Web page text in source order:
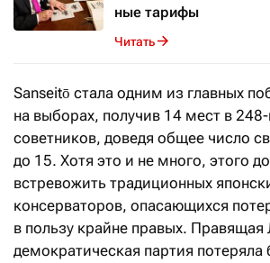
ные тарифы
Читать
Sanseitō стала одним из главных
на выборах, получив 14 мест в
советников, доведя общее число
до 15. Хотя это и не много, этого
встревожить традиционных
консерваторов, опасающихся
в пользу крайне правых.
демократическая партия